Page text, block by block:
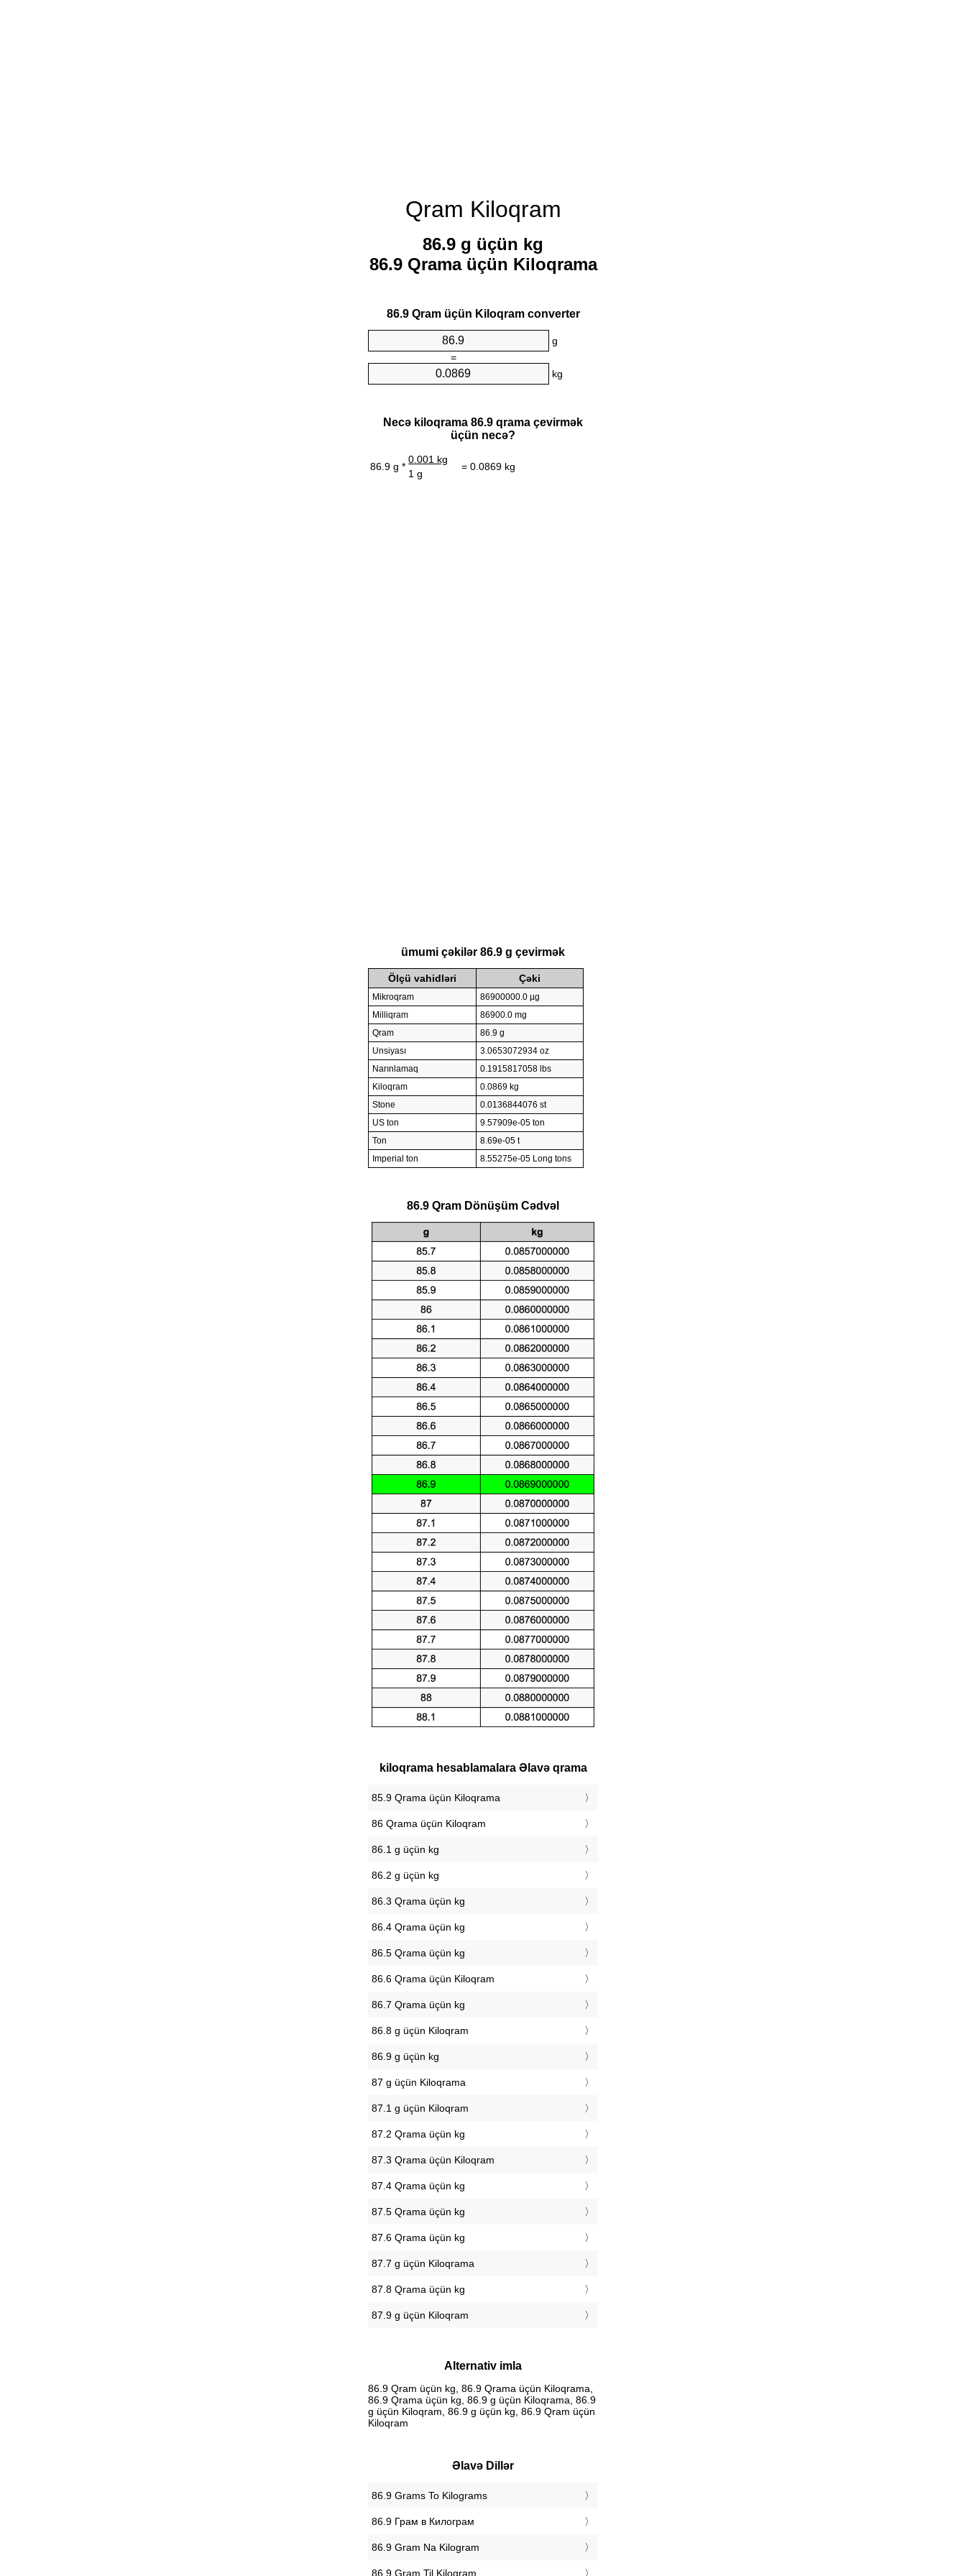
Qram Kiloqram
86.9 g üçün kg
86.9 Qrama üçün Kiloqrama
86.9 Qram üçün Kiloqram converter
g
=
kg
Necə kiloqrama 86.9 qrama çevirmək
üçün necə?
86.9 g *
0.001 kg
= 0.0869 kg
1 g
ümumi çəkilər 86.9 g çevirmək
Ölçü vahidləri Çəki
Mikroqram
86900000.0 µg
Milliqram
86900.0 mg
Qram
86.9 g
Unsiyası
3.0653072934 oz
Narınlamaq
0.1915817058 lbs
Kiloqram
0.0869 kg
Stone
0.0136844076 st
US ton
9.57909e-05 ton
Ton
8.69e-05 t
Imperial ton
8.55275e-05 Long tons
86.9 Qram Dönüşüm Cədvəl
kiloqrama hesablamalara Əlavə qrama
85.9 Qrama üçün Kiloqrama
86 Qrama üçün Kiloqram
86.1 g üçün kg
86.2 g üçün kg
86.3 Qrama üçün kg
86.4 Qrama üçün kg
86.5 Qrama üçün kg
86.6 Qrama üçün Kiloqram
86.7 Qrama üçün kg
86.8 g üçün Kiloqram
86.9 g üçün kg
87 g üçün Kiloqrama
87.1 g üçün Kiloqram
87.2 Qrama üçün kg
87.3 Qrama üçün Kiloqram
87.4 Qrama üçün kg
87.5 Qrama üçün kg
87.6 Qrama üçün kg
87.7 g üçün Kiloqrama
87.8 Qrama üçün kg
87.9 g üçün Kiloqram
Alternativ imla
86.9 Qram üçün kg, 86.9 Qrama üçün Kiloqrama,
86.9 Qrama üçün kg, 86.9 g üçün Kiloqrama, 86.9
g üçün Kiloqram, 86.9 g üçün kg, 86.9 Qram üçün
Kiloqram
Əlavə Dillər
‎86.9 Grams To Kilograms
‎86.9 Грам в Килограм
‎86.9 Gram Na Kilogram
‎86.9 Gram Til Kilogram